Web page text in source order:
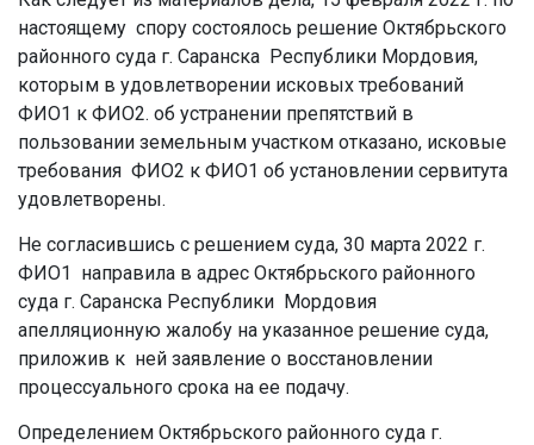
настоящему спору состоялось решение Октябрьского
районного суда г. Саранска Республики Мордовия,
которым в удовлетворении исковых требований
ФИО1 к ФИО2. об устранении препятствий в
пользовании земельным участком отказано, исковые
требования ФИО2 к ФИО1 об установлении сервитута
удовлетворены.
Не согласившись с решением суда, 30 марта 2022 г.
ФИО1 направила в адрес Октябрьского районного
суда г. Саранска Республики Мордовия
апелляционную жалобу на указанное решение суда,
приложив к ней заявление о восстановлении
процессуального срока на ее подачу.
Определением Октябрьского районного суда г.